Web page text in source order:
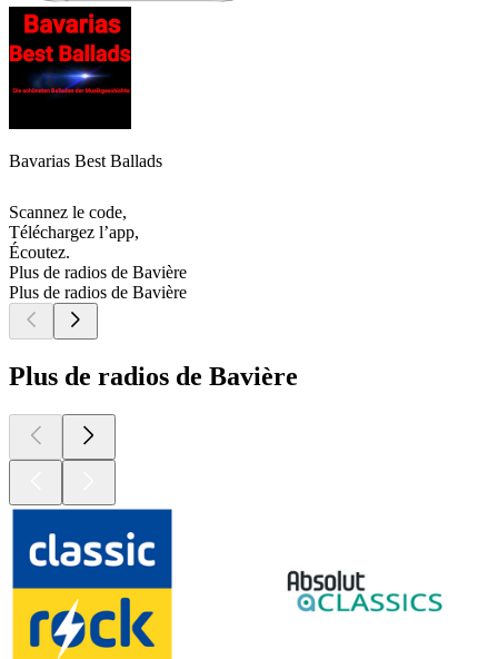
Bavarias Best Ballads
Scannez le code,
Téléchargez l’app,
Écoutez.
Plus de radios de Bavière
Plus de radios de Bavière
Plus de radios de Bavière